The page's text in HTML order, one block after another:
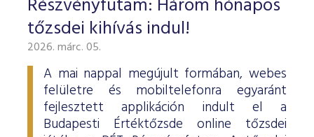
ESG Útmutató
Részvényfutam: Három hónapos
tőzsdei kihívás indul!
2026. márc. 05.
A mai nappal megújult formában, webes
felületre és mobiltelefonra egyaránt
fejlesztett applikáción indult el a
Budapesti Értéktőzsde online tőzsdei